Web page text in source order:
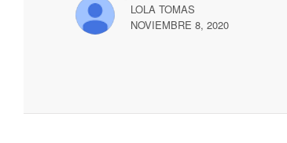
LOLA TOMAS
NOVIEMBRE 8, 2020